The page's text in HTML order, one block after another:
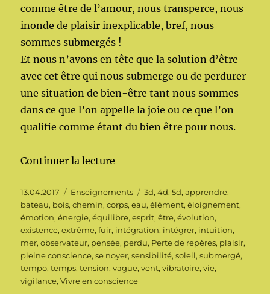
comme être de l’amour, nous transperce, nous
inonde de plaisir inexplicable, bref, nous
sommes submergés !
Et nous n’avons en tête que la solution d’être
avec cet être qui nous submerge ou de perdurer
une situation de bien-être tant nous sommes
dans ce que l’on appelle la joie ou ce que l’on
qualifie comme étant du bien être pour nous.
Continuer la lecture
Publié
le
13.04.2017 Catégories
Enseignements Étiquettes
3d,4d,5d,apprendre,
bateau, bois,chemin,corps,eau,élément,éloignement,
émotion,énergie,équilibre,esprit,être,évolution,
existence,extrême,fuir, intégration, intégrer, intuition,
mer,observateur, pensée, perdu, Perte de repères, plaisir,
pleine conscience,se noyer,sensibilité,soleil,submergé,
tempo,temps,tension,vague,vent,vibratoire,vie,
vigilance,Vivre en conscience